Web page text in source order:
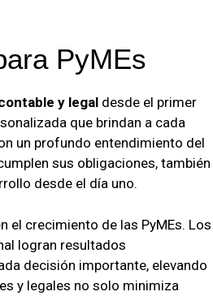
PyMEs
y legal desde el primer
que brindan a cada
un profundo entendimiento del
sus obligaciones, también
desde el día uno.
el crecimiento de las PyMEs. Los
logran resultados
decisión importante, elevando
y legales no solo minimiza